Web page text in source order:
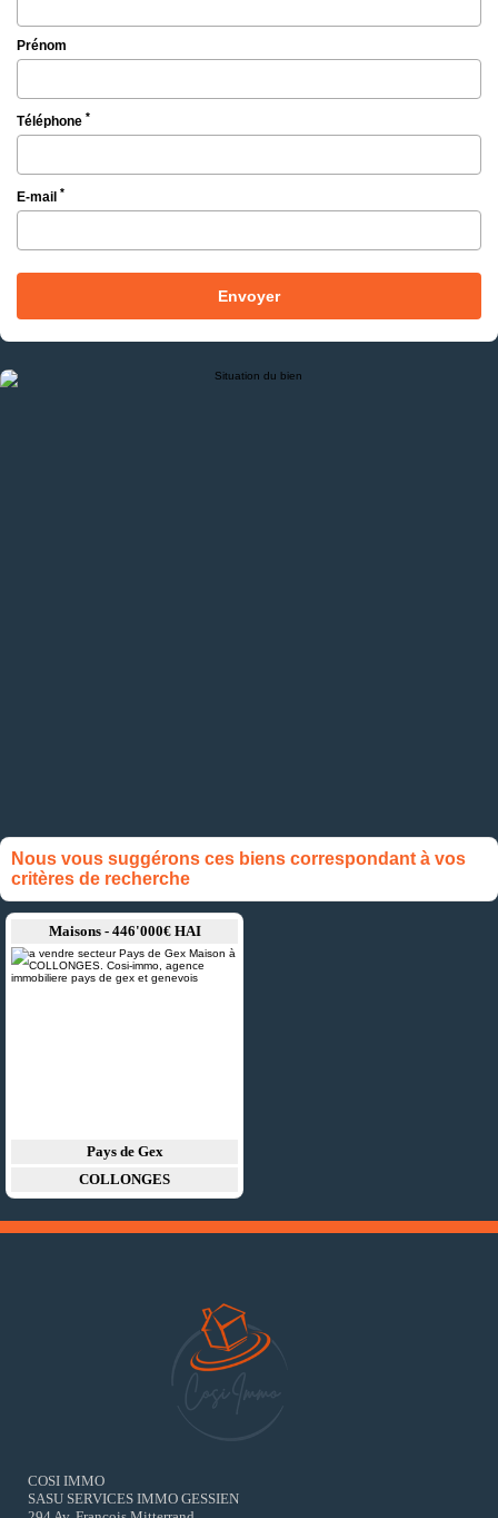
Prénom
Téléphone *
E-mail *
Envoyer
Nous vous suggérons ces biens correspondant à vos
critères de recherche
Maisons - 446'000€ HAI
Pays de Gex
COLLONGES
COSI IMMO
SASU SERVICES IMMO GESSIEN